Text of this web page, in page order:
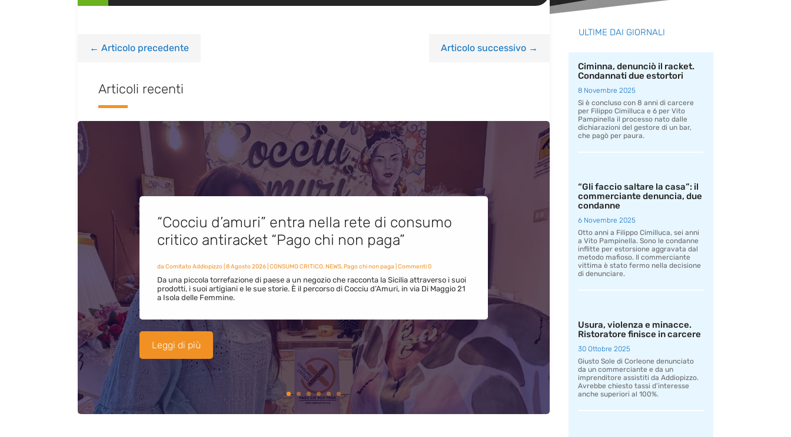
← Articolo precedente Articolo successivo→
Articoli recenti
“Cocciu d’amuri” entra nella rete di consumo
critico antiracket “Pago chi non paga”
da Comitato Addiopizzo| 8 Agosto 2026| CONSUMO CRITICO,NEWS,Pago chi non paga | Commenti 0
Da una piccola torrefazione di paese a un negozio che racconta la Sicilia attraverso i suoi
prodotti, i suoi artigiani e le sue storie. È il percorso di Cocciu d’Amuri, in via Di Maggio 21
a Isola delle Femmine.
Leggi di più
ULTIME DAI GIORNALI
Ciminna, denunciò il racket.
Condannati due estortori
8 Novembre 2025
Si è concluso con 8 anni di carcere
per Filippo Cimilluca e 6 per Vito
Pampinella il processo nato dalle
dichiarazioni del gestore di un bar,
che pagò per paura.
“Gli faccio saltare la casa”: il
commerciante denuncia, due
condanne
6 Novembre 2025
Otto anni a Filippo Cimilluca, sei anni
a Vito Pampinella. Sono le condanne
inflitte per estorsione aggravata dal
metodo mafioso. Il commerciante
vittima è stato fermo nella decisione
di denunciare.
Usura, violenza e minacce.
Ristoratore finisce in carcere
30 Ottobre 2025
Giusto Sole di Corleone denunciato
da un commerciante e da un
imprenditore assistiti da Addiopizzo.
Avrebbe chiesto tassi d’interesse
anche superiori al 100%.